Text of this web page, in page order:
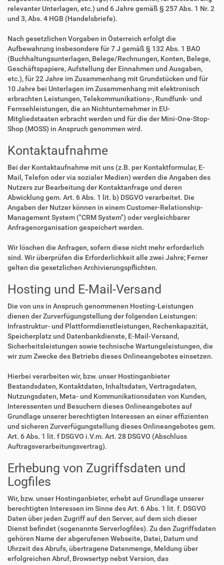
relevanter Unterlagen, etc.) und 6 Jahre gemäß § 257 Abs. 1 Nr. 2
und 3, Abs. 4 HGB (Handelsbriefe).
Nach gesetzlichen Vorgaben in Österreich erfolgt die
Aufbewahrung insbesondere für 7 J gemäß § 132 Abs. 1 BAO
(Buchhaltungsunterlagen, Belege/Rechnungen, Konten, Belege,
Geschäftspapiere, Aufstellung der Einnahmen und Ausgaben,
etc.), für 22 Jahre im Zusammenhang mit Grundstücken und für
10 Jahre bei Unterlagen im Zusammenhang mit elektronisch
erbrachten Leistungen, Telekommunikations-, Rundfunk- und
Fernsehleistungen, die an Nichtunternehmer in EU-
Mitgliedstaaten erbracht werden und für die der Mini-One-Stop-
Shop (MOSS) in Anspruch genommen wird.
Kontaktaufnahme
Bei der Kontaktaufnahme mit uns (z.B. per Kontaktformular, E-
Mail, Telefon oder via sozialer Medien) werden die Angaben des
Nutzers zur Bearbeitung der Kontaktanfrage und deren
Abwicklung gem. Art. 6 Abs. 1 lit. b) DSGVO verarbeitet. Die
Angaben der Nutzer können in einem Customer-Relationship-
Management System ("CRM System") oder vergleichbarer
Anfragenorganisation gespeichert werden.
Wir löschen die Anfragen, sofern diese nicht mehr erforderlich
sind. Wir überprüfen die Erforderlichkeit alle zwei Jahre; Ferner
gelten die gesetzlichen Archivierungspflichten.
Hosting und E-Mail-Versand
Die von uns in Anspruch genommenen Hosting-Leistungen
dienen der Zurverfügungstellung der folgenden Leistungen:
Infrastruktur- und Plattformdienstleistungen, Rechenkapazität,
Speicherplatz und Datenbankdienste, E-Mail-Versand,
Sicherheitsleistungen sowie technische Wartungsleistungen, die
wir zum Zwecke des Betriebs dieses Onlineangebotes einsetzen.
Hierbei verarbeiten wir, bzw. unser Hostinganbieter
Bestandsdaten, Kontaktdaten, Inhaltsdaten, Vertragsdaten,
Nutzungsdaten, Meta- und Kommunikationsdaten von Kunden,
Interessenten und Besuchern dieses Onlineangebotes auf
Grundlage unserer berechtigten Interessen an einer effizienten
und sicheren Zurverfügungstellung dieses Onlineangebotes gem.
Art. 6 Abs. 1 lit. f DSGVO i.V.m. Art. 28 DSGVO (Abschluss
Auftragsverarbeitungsvertrag).
Erhebung von Zugriffsdaten und
Logfiles
Wir, bzw. unser Hostinganbieter, erhebt auf Grundlage unserer
berechtigten Interessen im Sinne des Art. 6 Abs. 1 lit. f. DSGVO
Daten über jeden Zugriff auf den Server, auf dem sich dieser
Dienst befindet (sogenannte Serverlogfiles). Zu den Zugriffsdaten
gehören Name der abgerufenen Webseite, Datei, Datum und
Uhrzeit des Abrufs, übertragene Datenmenge, Meldung über
erfolgreichen Abruf, Browsertyp nebst Version, das